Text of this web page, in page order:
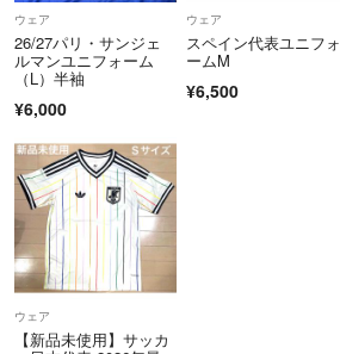
ウェア
26/27パリ・サンジェ
ルマンユニフォーム
（L）半袖
¥6,000
ウェア
スペイン代表ユニフォ
ームM
¥6,500
ウェア
【新品未使用】サッカ